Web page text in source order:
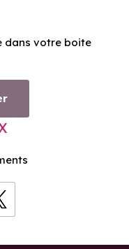
dans votre boite